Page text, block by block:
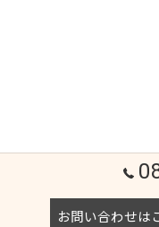
お問い合わせは